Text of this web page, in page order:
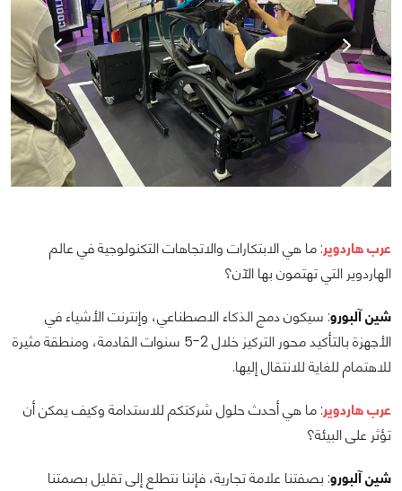
عرب هاردوير: ما هي الابتكارات والاتجاهات التكنولوجية في عالم
الهاردوير التي تهتمون بها الآن؟
شين آلبورو: سيكون دمج الذكاء الاصطناعي، وإنترنت الأشياء في
الأجهزة بالتأكيد محور التركيز خلال 2-5 سنوات القادمة، ومنطقة مثيرة
للاهتمام للغاية للانتقال إليها.
عرب هاردوير: ما هي أحدث حلول شركتكم للاستدامة وكيف يمكن أن
تؤثر على البيئة؟
شين آلبورو: بصفتنا علامة تجارية، فإننا نتطلع إلى تقليل بصمتنا